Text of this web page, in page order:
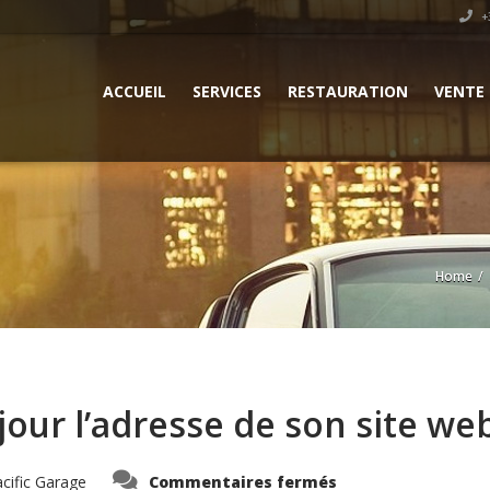
ACCUEIL SERVICES RESTAURATION VENTE
Home
l’adresse de son site
Garage Commentaires fermés